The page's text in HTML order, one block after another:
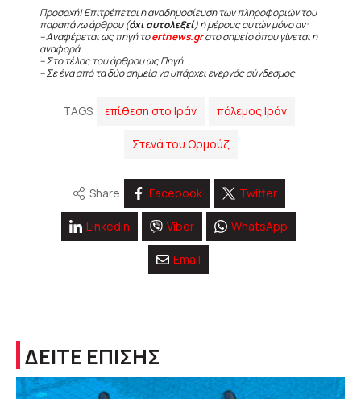
Προσοχή! Επιτρέπεται η αναδημοσίευση των πληροφοριών του
παραπάνω άρθρου (όχι αυτολεξεί) ή μέρους αυτών μόνο αν:
– Αναφέρεται ως πηγή τοertnews.grστο σημείο όπου γίνεται η
αναφορά.
– Στο τέλος του άρθρου ως Πηγή
– Σε ένα από τα δύο σημεία να υπάρχει ενεργός σύνδεσμος
TAGS επίθεση στο Ιράν πόλεμος Ιράν
Στενά του Ορμούζ
Share Facebook Twitter
Linkedin Viber WhatsApp
Email
ΔΕΙΤΕ ΕΠΙΣΗΣ